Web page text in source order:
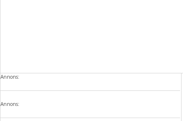
Annons:
Annons: